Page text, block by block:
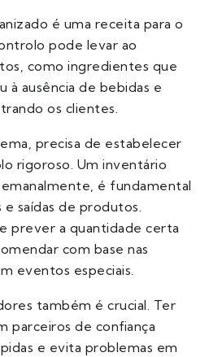
é uma receita para o
pode levar ao
como ingredientes que
à ausência de bebidas e
os clientes.
precisa de estabelecer
rigoroso. Um inventário
é fundamental
saídas de produtos.
prever a quantidade certa
com base nas
eventos especiais.
também é crucial. Ter
parceiros de confiança
e evita problemas em